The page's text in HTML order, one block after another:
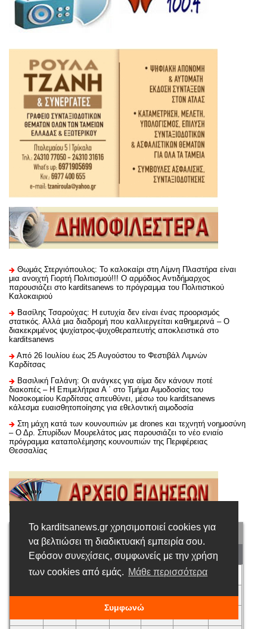
Το karditsanews.gr χρησιμοποιεί cookies για
να βελτιώσει τη διαδικτυακή εμπειρία σου.
Εφόσον συνεχίσεις, συμφωνείς με την χρήση
των cookies από εμάς. Μάθε περισσότερα
Συμφωνώ
Θωμάς Στεργιόπουλος: Το καλοκαίρι στη Λίμνη Πλαστήρα είναι
μια ανοιχτή Γιορτή Πολιτισμού!!! Ο αρμόδιος Αντιδήμαρχος
παρουσιάζει στο karditsanews το πρόγραμμα του Πολιτιστικού
Καλοκαιριού
Βασίλης Τσαρούχας: Η ευτυχία δεν είναι ένας προορισμός
στατικός. Αλλά μια διαδρομή που καλλιεργείται καθημερινά – Ο
διακεκριμένος ψυχίατρος-ψυχοθεραπευτής αποκλειστικά στο
karditsanews
Από 26 Ιουλίου έως 25 Αυγούστου το Φεστιβάλ Λιμνών
Καρδίτσας
Βασιλική Γαλάνη: Οι ανάγκες για αίμα δεν κάνουν ποτέ
διακοπές – Η Επιμελήτρια Α ΄ στο Τμήμα Αιμοδοσίας του
Νοσοκομείου Καρδίτσας απευθύνει, μέσω του karditsanews
κάλεσμα ευαισθητοποίησης για εθελοντική αιμοδοσία
Στη μάχη κατά των κουνουπιών με drones και τεχνητή νοημοσύνη
– Ο Δρ. Σπυρίδων Μουρελάτος μας παρουσιάζει το νέο ενιαίο
πρόγραμμα καταπολέμησης κουνουπιών της Περιφέρειας
Θεσσαλίας
ΑΎΓΟΥΣΤΟΣ 2026
Κυ Δε Τρ Τε Πέ Πα
1